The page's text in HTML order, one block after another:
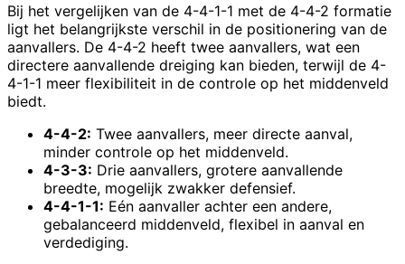
Bij het vergelijken van de 4-4-1-1 met de 4-4-2 formatie
ligt het belangrijkste verschil in de positionering van de
aanvallers. De 4-4-2 heeft twee aanvallers, wat een
directere aanvallende dreiging kan bieden, terwijl de 4-
4-1-1 meer flexibiliteit in de controle op het middenveld
biedt.
4-4-2: Twee aanvallers, meer directe aanval,
minder controle op het middenveld.
4-3-3: Drie aanvallers, grotere aanvallende
breedte, mogelijk zwakker defensief.
4-4-1-1: Eén aanvaller achter een andere,
gebalanceerd middenveld, flexibel in aanval en
verdediging.